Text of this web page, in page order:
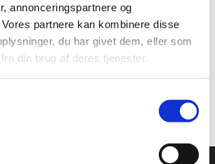
annonceringspartnere og
partnere kan kombinere disse
du har givet dem, eller som
din brug af deres tjenester.
det er at være